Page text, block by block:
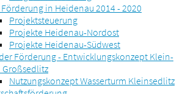
Förderung in Heidenau 2014 - 2020
Projektsteuerung
Projekte Heidenau-Nordost
Projekte Heidenau-Südwest
Förderung - Entwicklungskonzept Klein-
Großsedlitz
Nutzungskonzept Wasserturm Kleinsedlitz